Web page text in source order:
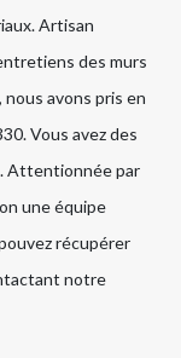
Artisan
des murs
avons pris en
Vous avez des
Attentionnée par
une équipe
récupérer
notre